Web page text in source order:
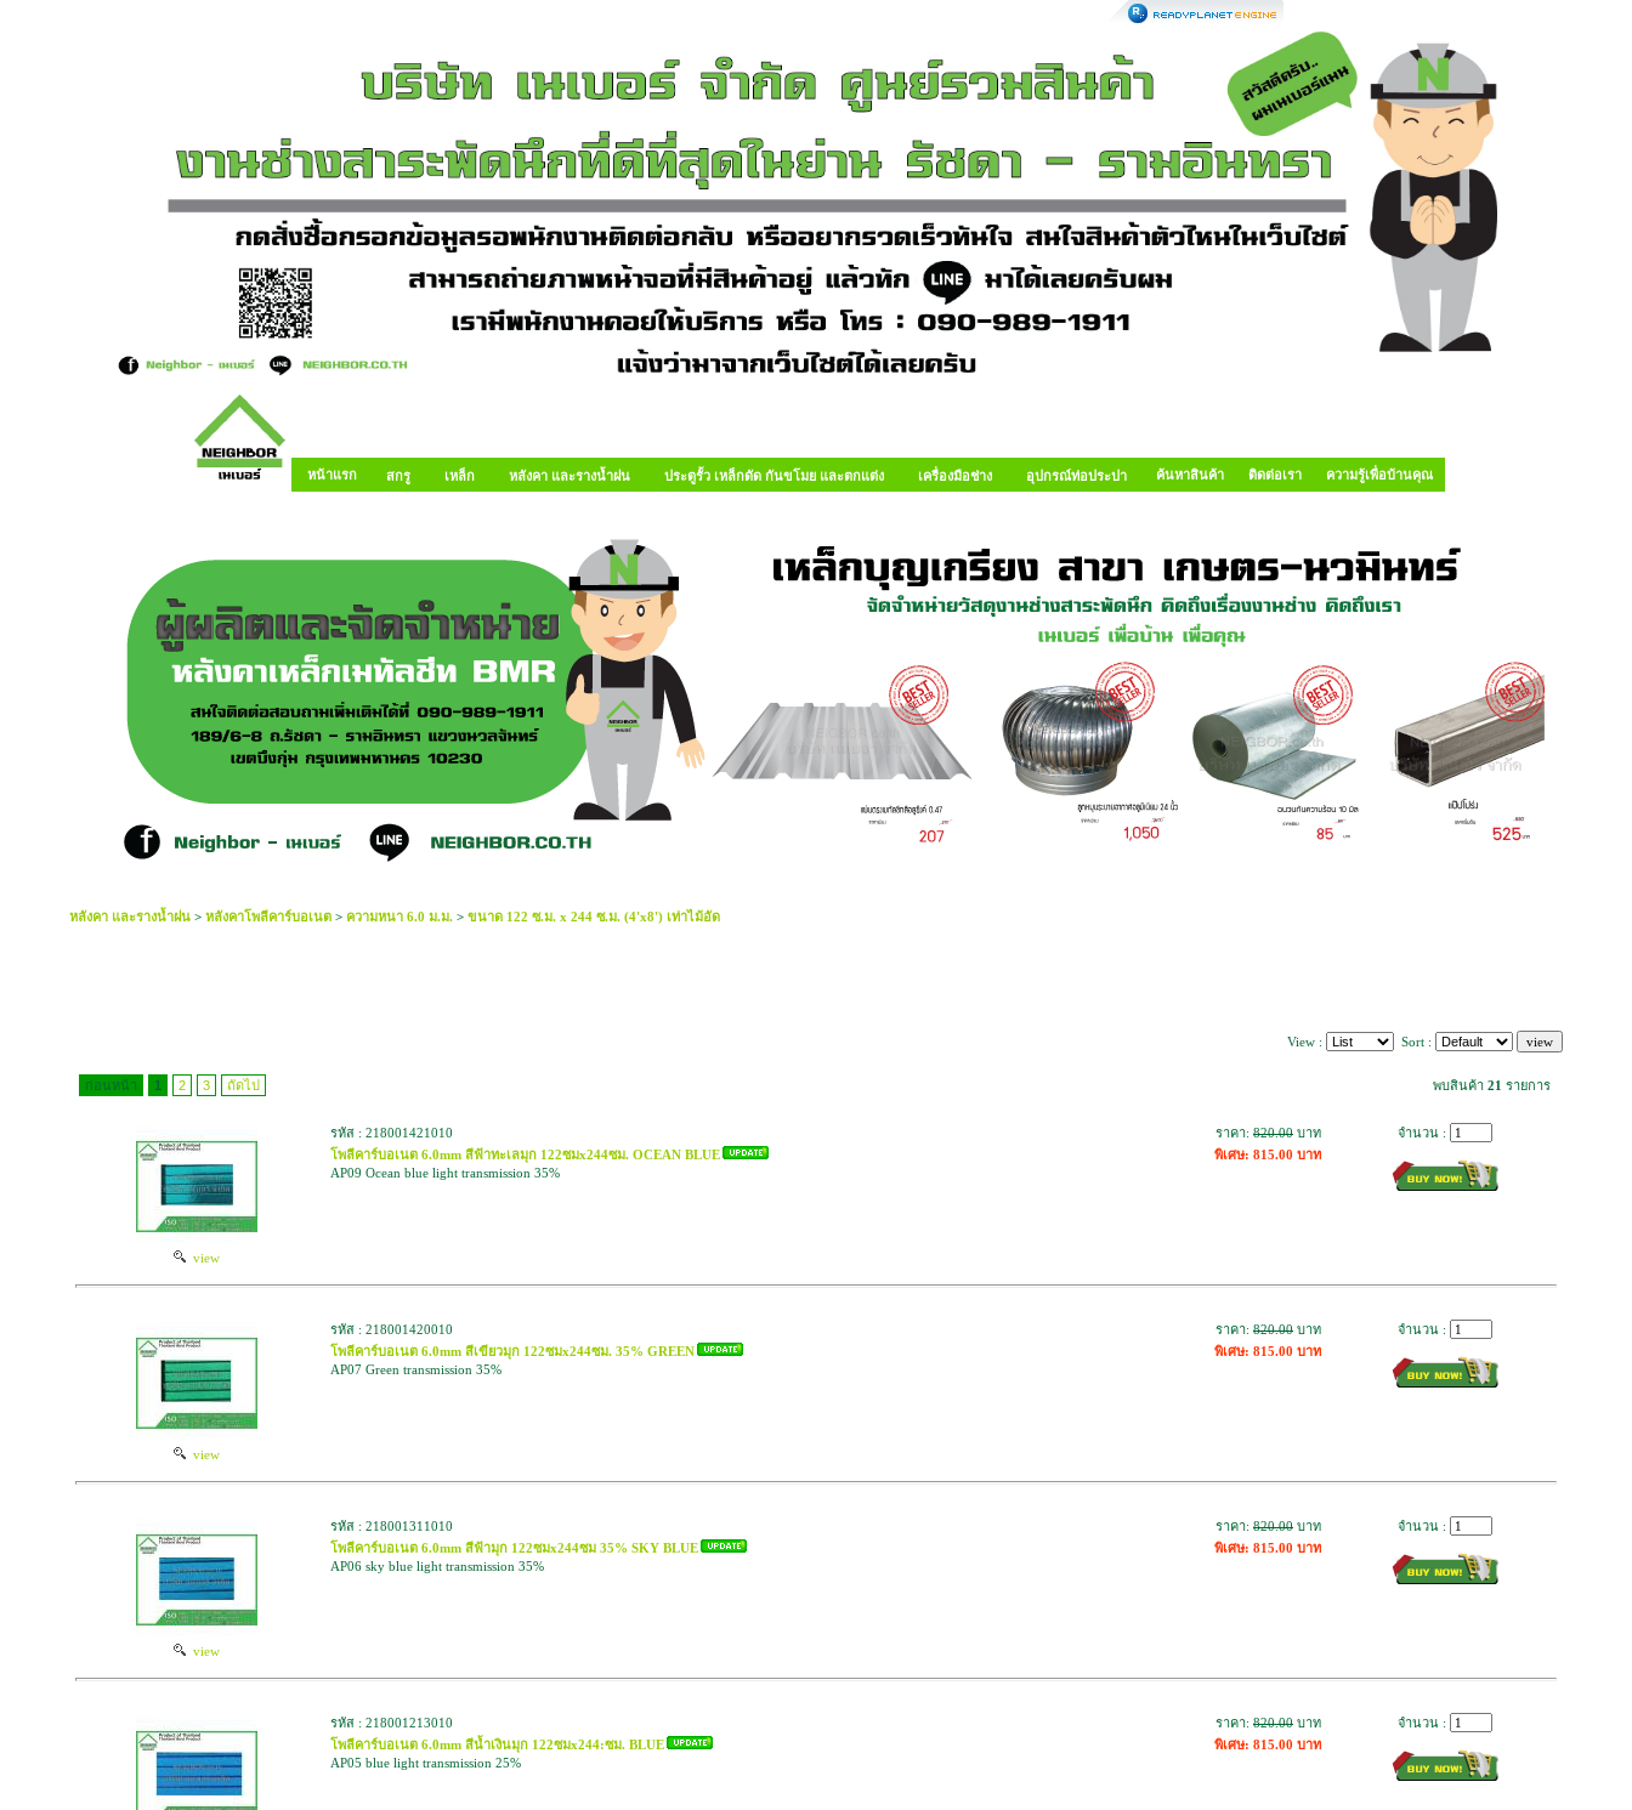
หน้าแรก สกรู เหล็ก หลังคา และรางน้ำฝน ประตูรั้ว เหล็กดัด กันขโมย และตกแต่ง เครื่องมือช่าง อุปกรณ์ท่อประปา ค้นหาสินค้า ติดต่อเรา ความรู้เพื่อบ้านคุณ
หลังคา และรางน้ำฝน > หลังคาโพลีคาร์บอเนต > ความหนา 6.0 ม.ม. > ขนาด 122 ซ.ม. x 244 ซ.ม. (4'x8') เท่าไม้อัด
View : Sort :
ก่อนหน้า 1 2 3 ถัดไป พบสินค้า 21 รายการ
view
รหัส : 218001421010
โพลีคาร์บอเนต 6.0mm สีฟ้าทะเลมุก 122ซมx244ซม. OCEAN BLUE
AP09 Ocean blue light transmission 35%
ราคา: 820.00 บาท
พิเศษ: 815.00 บาท
จำนวน :
view
รหัส : 218001420010
โพลีคาร์บอเนต 6.0mm สีเขียวมุก 122ซมx244ซม. 35% GREEN
AP07 Green transmission 35%
ราคา: 820.00 บาท
พิเศษ: 815.00 บาท
จำนวน :
view
รหัส : 218001311010
โพลีคาร์บอเนต 6.0mm สีฟ้ามุก 122ซมx244ซม 35% SKY BLUE
AP06 sky blue light transmission 35%
ราคา: 820.00 บาท
พิเศษ: 815.00 บาท
จำนวน :
รหัส : 218001213010
โพลีคาร์บอเนต 6.0mm สีน้ำเงินมุก 122ซมx244:ซม. BLUE
AP05 blue light transmission 25%
ราคา: 820.00 บาท
พิเศษ: 815.00 บาท
จำนวน :